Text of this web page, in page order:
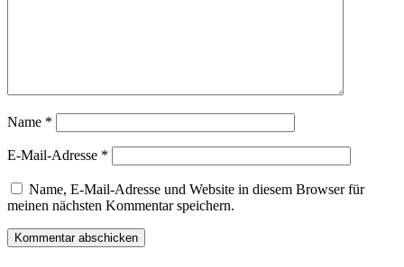
Name *
E-Mail-Adresse *
Name, E-Mail-Adresse und Website in diesem Browser für
meinen nächsten Kommentar speichern.